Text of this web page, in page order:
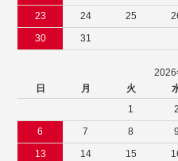
23
24 25
30
31
2026
日
月 火
1
2
6
7 8 9
13
14 15